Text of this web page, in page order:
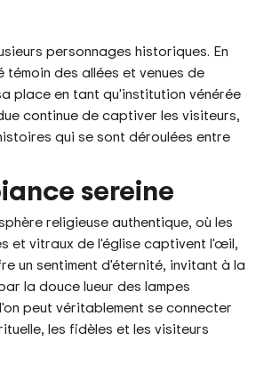
personnages historiques. En
des allées et venues de
place en tant qu'institution vénérée
continue de captiver les visiteurs,
qui se sont déroulées entre
sereine
religieuse authentique, où les
et vitraux de l'église captivent l'œil,
un sentiment d'éternité, invitant à la
la douce lueur des lampes
peut véritablement se connecter
les fidèles et les visiteurs